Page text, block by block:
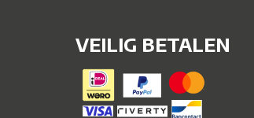
VEILIG BETALEN